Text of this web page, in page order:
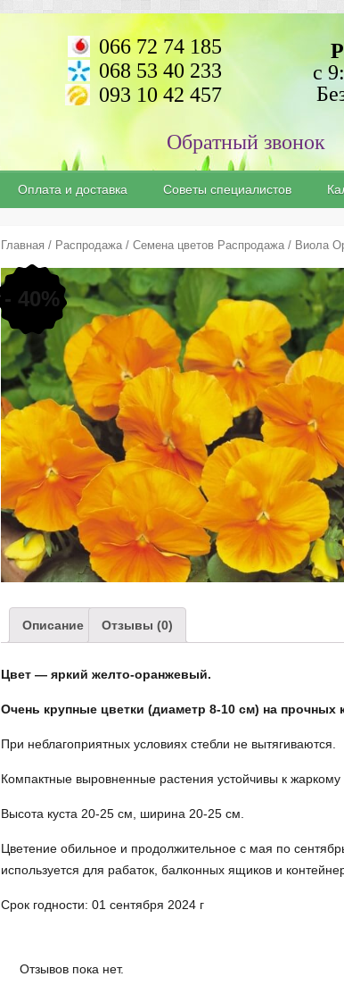
066 72 74 185
068 53 40 233
093 10 42 457
с
Оплата и доставка Советы специалистов
Главная / Распродажа/ Семена цветов Распродажа/ Виола
- 40%
Описание Отзывы (0)
Цвет — яркий желто-оранжевый.
Очень крупные цветки (диаметр 8-10 см) на прочных
При неблагоприятных условиях стебли не вытягиваются.
Компактные выровненные растения устойчивы к жаркому
Высота куста 20-25 см, ширина 20-25 см.
Цветение обильное и продолжительное с мая по
используется для рабаток, балконных ящиков и
Срок годности: 01 сентября 2024 г
Отзывов пока нет.